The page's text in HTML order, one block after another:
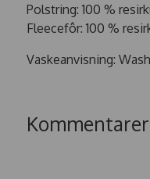
Polstring: 100 %
Fleecefôr: 100 %
Vaskeanvisning:
Kommentarer